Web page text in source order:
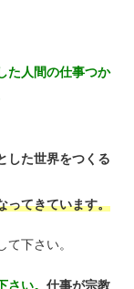
た人間の仕事つか
した世界をつくる
ってきています。
て下さい。
い。 仕事が宗教